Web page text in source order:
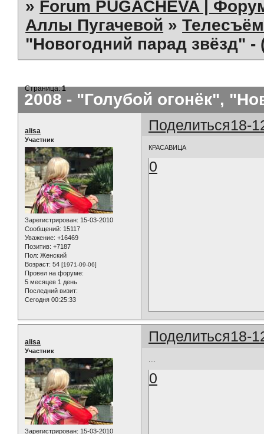
» Forum PUGACHEVA |
Аллы Пугачевой »
"Новогодний парад звёзд"
2008 - "Голубой огонёк",
Страница:1
Поделиться18-
alisa
Участник
Зарегистрирован: 15-03-2010
Сообщений: 15117
Уважение: +16469
Позитив: +7187
Пол: Женский
Возраст: 54 [1971-09-06]
Провел на форуме:
5 месяцев 1 день
Последний визит:
Сегодня 00:25:33
КРАСАВИЦА
0
Поделиться18-
alisa
Участник
Зарегистрирован: 15-03-2010
0